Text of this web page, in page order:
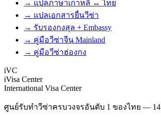
→ แปลภาษาเกาหลี ↔ ไทย
→ แปลเอกสารยื่นวีซ่า
→ รับรองกงสุล + Embassy
→ คู่มือวีซ่าจีน Mainland
→ คู่มือวีซ่าฮ่องกง
iVC
iVisa Center
International Visa Center
ศูนย์รับทำวีซ่าครบวงจรอันดับ 1 ของไทย — 14+